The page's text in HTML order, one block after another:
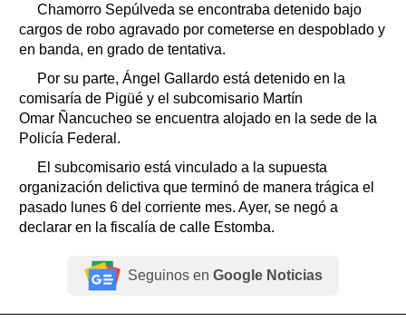
Chamorro Sepúlveda se encontraba detenido bajo
cargos de robo agravado por cometerse en despoblado y
en banda, en grado de tentativa.
Por su parte, Ángel Gallardo está detenido en la
comisaría de Pigüé y el subcomisario Martín
Omar Ñancucheo se encuentra alojado en la sede de la
Policía Federal.
El subcomisario está vinculado a la supuesta
organización delictiva que terminó de manera trágica el
pasado lunes 6 del corriente mes. Ayer, se negó a
declarar en la fiscalía de calle Estomba.
Seguinos en Google Noticias